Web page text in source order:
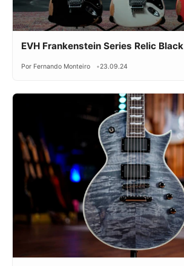
EVH Frankenstein Series Relic Black
Por Fernando Monteiro 23.09.24